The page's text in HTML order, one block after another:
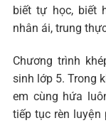
biết tự học, biết
nhân ái, trung
Chương trình
sinh lớp 5. Trong
em cùng hứa
tiếp tục rèn